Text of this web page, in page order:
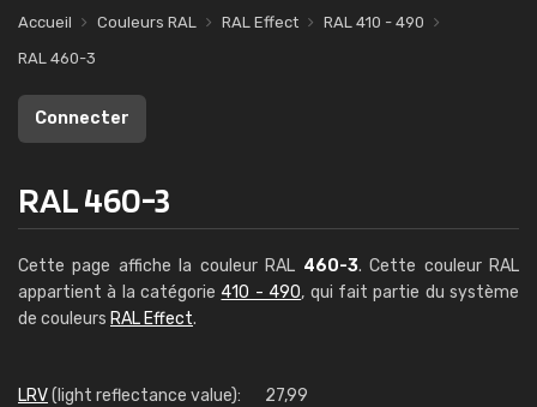
Accueil Couleurs RAL RAL Effect
RAL 410 - 490
RAL 460-3
Connecter
RAL 460-3
Cette page affiche la couleur RAL 460-3. Cette couleur RAL
appartient à la catégorie 410 - 490, qui fait partie du système
de couleurs RAL Effect.
LRV(light reflectance value): 27,99